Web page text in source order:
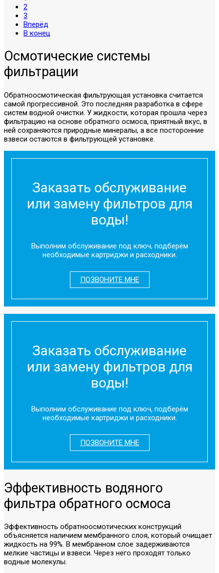
2
3
Вперёд
В конец
Осмотические системы
фильтрации
Обратноосмотическая фильтрующая установка считается
самой прогрессивной. Это последняя разработка в сфере
систем водной очистки. У жидкости, которая прошла через
фильтрацию на основе обратного осмоса, приятный вкус, в
ней сохраняются природные минералы, а все посторонние
взвеси остаются в фильтрующей установке.
Заказать обслуживание
или замену фильтров для
воды!
Выполним обслуживание под ключ, подберём
необходимые картриджи и расходники.
ПОЗВОНИТЕ МНЕ
Заказать обслуживание
или замену фильтров для
воды!
Выполним обслуживание под ключ, подберём
необходимые картриджи и расходники.
ПОЗВОНИТЕ МНЕ
Эффективность водяного
фильтра обратного осмоса
Эффективность обратноосмотических конструкций
объясняется наличием мембранного слоя, который очищает
жидкость на 99%. В мембранном слое задерживаются
мелкие частицы и взвеси. Через него проходят только
водные молекулы.